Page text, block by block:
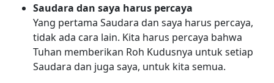
Saudara dan saya harus percaya
Yang pertama Saudara dan saya harus percaya,
tidak ada cara lain. Kita harus percaya bahwa
Tuhan memberikan Roh Kudusnya untuk setiap
Saudara dan juga saya, untuk kita semua.